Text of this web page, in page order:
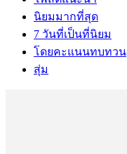
นิยมมากที่สุด
7 วันที่เป็นที่นิยม
โดยคะแนนทบทวน
สุ่ม